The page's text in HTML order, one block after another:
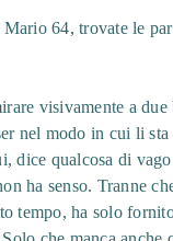
64, trovate le
visivamente a due
nel modo in cui li
dice qualcosa di
ha senso. Tranne
tempo, ha solo